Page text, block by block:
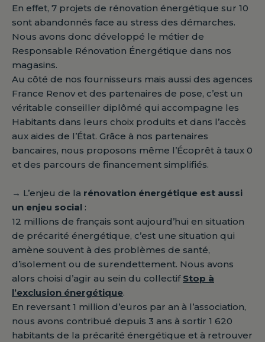
En effet, 7 projets de rénovation énergétique sur 10
sont abandonnés face au stress des démarches.
Nous avons donc développé le métier de
Responsable Rénovation Énergétique dans nos
magasins.
Au côté de nos fournisseurs mais aussi des agences
France Renov et des partenaires de pose, c’est un
véritable conseiller diplômé qui accompagne les
Habitants dans leurs choix produits et dans l’accès
aux aides de l’État. Grâce à nos partenaires
bancaires, nous proposons même l’Écoprêt à taux 0
et des parcours de financement simplifiés.
→ L’enjeu de la rénovation énergétique est aussi
un enjeu social :
12 millions de français sont aujourd’hui en situation
de précarité énergétique, c’est une situation qui
amène souvent à des problèmes de santé,
d’isolement ou de surendettement. Nous avons
alors choisi d’agir au sein du collectif Stop à
l’exclusion énergétique.
En reversant 1 million d’euros par an à l’association,
nous avons contribué depuis 3 ans à sortir 1 620
habitants de la précarité énergétique et à retrouver